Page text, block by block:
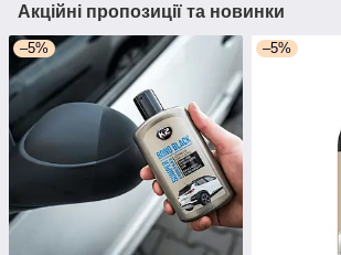
Акційні пропозиції та новинки
–5% –5%